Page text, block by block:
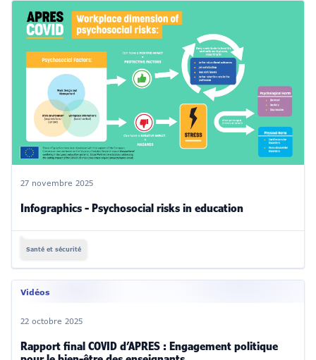
27 novembre 2025
Infographics - Psychosocial risks in education
Santé et sécurité
Vidéos
22 octobre 2025
Rapport final COVID d’APRES : Engagement politique